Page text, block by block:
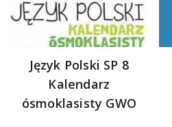
Język Polski SP 8
Kalendarz
ósmoklasisty GWO